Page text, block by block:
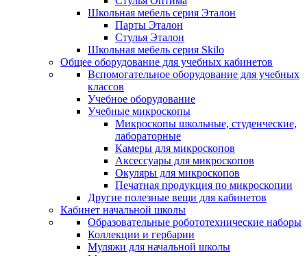
Школьная мебель серия Эталон
Парты Эталон
Стулья Эталон
Школьная мебель серия Skilo
Общее оборудование для учебных кабинетов
Вспомогательное оборудование для учебных
классов
Учебное оборудование
Учебные микроскопы
Микроскопы школьные, студенческие,
лабораторные
Камеры для микроскопов
Аксессуары для микроскопов
Окуляры для микроскопов
Печатная продукция по микроскопии
Другие полезные вещи для кабинетов
Кабинет начальной школы
Образовательные робототехнические наборы
Коллекции и гербарии
Муляжи для начальной школы